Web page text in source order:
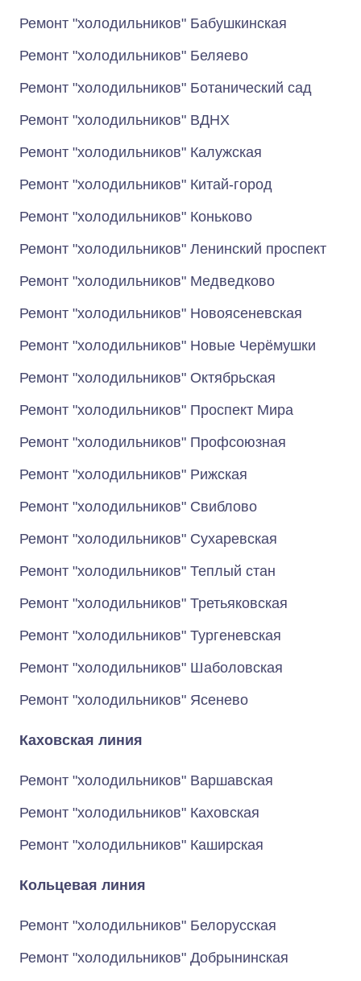
Ремонт "холодильников" Бабушкинская
Ремонт "холодильников" Беляево
Ремонт "холодильников" Ботанический сад
Ремонт "холодильников" ВДНХ
Ремонт "холодильников" Калужская
Ремонт "холодильников" Китай-город
Ремонт "холодильников" Коньково
Ремонт "холодильников" Ленинский проспект
Ремонт "холодильников" Медведково
Ремонт "холодильников" Новоясеневская
Ремонт "холодильников" Новые Черёмушки
Ремонт "холодильников" Октябрьская
Ремонт "холодильников" Проспект Мира
Ремонт "холодильников" Профсоюзная
Ремонт "холодильников" Рижская
Ремонт "холодильников" Свиблово
Ремонт "холодильников" Сухаревская
Ремонт "холодильников" Теплый стан
Ремонт "холодильников" Третьяковская
Ремонт "холодильников" Тургеневская
Ремонт "холодильников" Шаболовская
Ремонт "холодильников" Ясенево
Каховская линия
Ремонт "холодильников" Варшавская
Ремонт "холодильников" Каховская
Ремонт "холодильников" Каширская
Кольцевая линия
Ремонт "холодильников" Белорусская
Ремонт "холодильников" Добрынинская